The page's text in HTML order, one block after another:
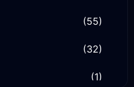
(55)
(32)
(1)